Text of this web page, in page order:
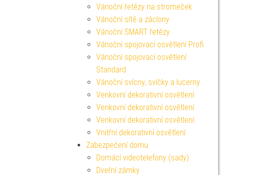
Vánoční řetězy na stromeček
Vánoční sítě a záclony
Vánoční SMART řetězy
Vánoční spojovací osvětlení Profi
Vánoční spojovací osvětlení
Standard
Vánoční svícny, svíčky a lucerny
Venkovní dekorativní osvětlení
Venkovní dekorativní osvětlení
Venkovní dekorativní osvětlení
Vnitřní dekorativní osvětlení
Zabezpečení domu
Domácí videotelefony (sady)
Dveřní zámky